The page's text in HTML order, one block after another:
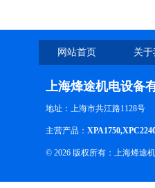
网站首页 关
上海烽途机电设备
地址：上海市共江路1128号
主营产品：
© 2026 版权所有：上海烽途